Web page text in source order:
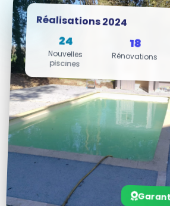
Réalisations 2024
24
Nouvelles
piscines
18
Rénovations